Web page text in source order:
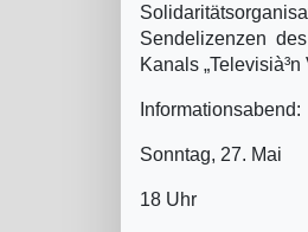
Sendelizenzen
Kanals
Informationsabend:
Sonntag, 27. Mai
18 Uhr